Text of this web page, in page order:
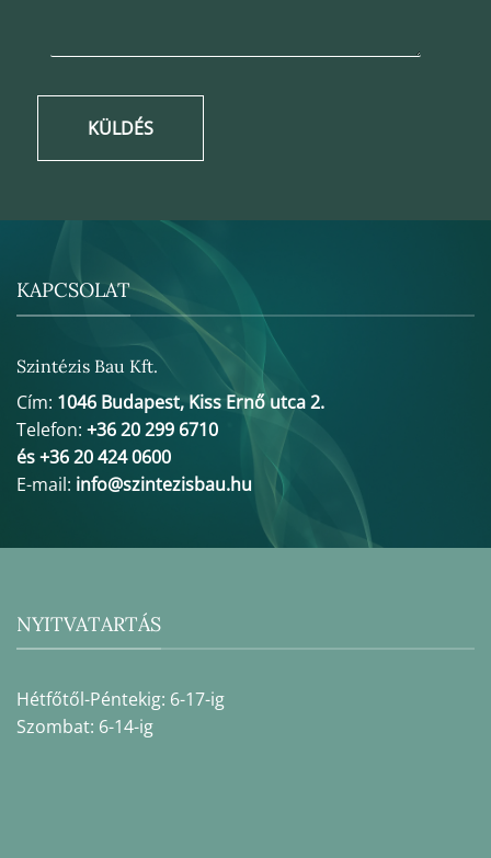
KÜLDÉS
KAPCSOLAT
Szintézis Bau Kft.
Cím: 1046 Budapest, Kiss Ernő utca 2.
Telefon: +36 20 299 6710
és +36 20 424 0600
E-mail: info@szintezisbau.hu
NYITVATARTÁS
Hétfőtől-Péntekig: 6-17-ig
Szombat: 6-14-ig